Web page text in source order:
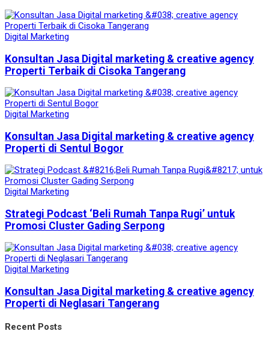
Digital Marketing
Konsultan Jasa Digital marketing & creative agency
Properti Terbaik di Cisoka Tangerang
Digital Marketing
Konsultan Jasa Digital marketing & creative agency
Properti di Sentul Bogor
Digital Marketing
Strategi Podcast ‘Beli Rumah Tanpa Rugi’ untuk
Promosi Cluster Gading Serpong
Digital Marketing
Konsultan Jasa Digital marketing & creative agency
Properti di Neglasari Tangerang
Recent Posts